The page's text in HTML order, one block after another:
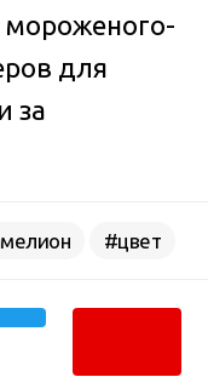
мороженого-
для
за
#цвет